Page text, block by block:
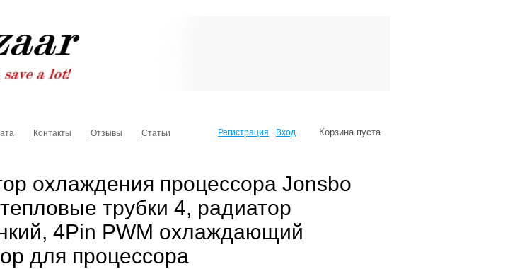
Контакты Отзывы Статьи Корзина пуста
Регистрация Вход
охлаждения процессора Jonsbo
трубки 4, радиатор
4Pin PWM охлаждающий
для процессора